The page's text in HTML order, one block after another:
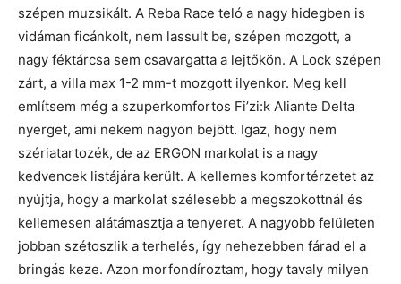
szépen muzsikált. A Reba Race teló a nagy hidegben is
vidáman ficánkolt, nem lassult be, szépen mozgott, a
nagy féktárcsa sem csavargatta a lejtőkön. A Lock szépen
zárt, a villa max 1-2 mm-t mozgott ilyenkor. Meg kell
említsem még a szuperkomfortos Fi’zi:k Aliante Delta
nyerget, ami nekem nagyon bejött. Igaz, hogy nem
szériatartozék, de az ERGON markolat is a nagy
kedvencek listájára került. A kellemes komfortérzetet az
nyújtja, hogy a markolat szélesebb a megszokottnál és
kellemesen alátámasztja a tenyeret. A nagyobb felületen
jobban szétoszlik a terhelés, így nehezebben fárad el a
bringás keze. Azon morfondíroztam, hogy tavaly milyen